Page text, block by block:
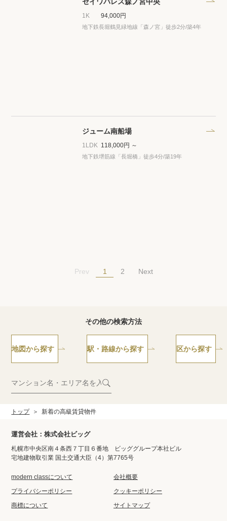
1K 94,000円
地下鉄長堀鶴見緑地線「森ノ宮」徒歩2分/築4年
ジューム南船場
1LDK 118,000円 ～
地下鉄堺筋線「長堀橋」徒歩4分/築19年
Prev 1 2 Next
その他の検索方法
地図から探す 駅・路線から探す 区から探す
トップ 新着の高級賃貸物件
運営会社：株式会社ビッグ
札幌市中央区南４条西７丁目６番地 ビッググループ本社ビル
宅地建物取引業 国土交通大臣（4）第7765号
modern classについて
会社概要
プライバシーポリシー
クッキーポリシー
商標について
サイトマップ